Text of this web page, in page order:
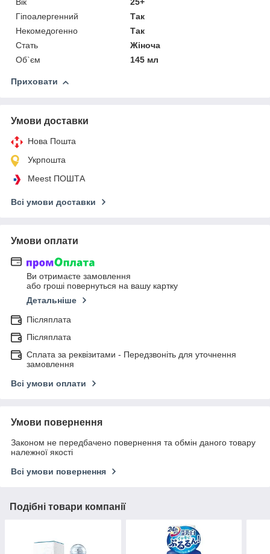
Вік
25+
Гіпоалергенний
Так
Некомедогенно
Так
Стать
Жіноча
Об`єм
145 мл
Приховати
Умови доставки
Нова Пошта
Укрпошта
Meest ПОШТА
Всі умови доставки
Умови оплати
Ви отримаєте замовлення
або гроші повернуться на вашу картку
Детальніше
Післяплата
Післяплата
Сплата за реквізитами - Передзвоніть для уточнення
замовлення
Всі умови оплати
Умови повернення
Законом не передбачено повернення та обмін даного товару
належної якості
Всі умови повернення
Подібні товари компанії